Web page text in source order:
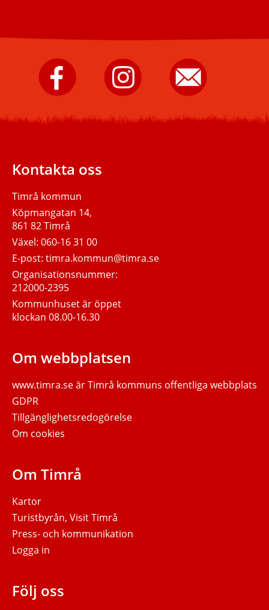
Timrå
kommun
Facebook.
Timrå
kommun
på
Instagram.
Skicka
e-
post
till
kommun.
Kontakta oss
Timrå kommun
Köpmangatan 14,
861 82 Timrå
Växel:060-16 31 00
E-post:timra.kommun@timra.se
Organisationsnummer:
212000-2395
Kommunhuset är öppet
klockan 08.00-16.30
Om webbplatsen
www.timra.seär Timrå kommuns offentliga webbplats
GDPR
Tillgänglighetsredogörelse
Om cookies
Om Timrå
Kartor
Turistbyrån, Visit Timrå
Press- och kommunikation
Logga in
Följ oss